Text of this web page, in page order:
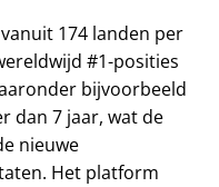
174 landen per
#1-posities
bijvoorbeeld
dan 7 jaar, wat de
nieuwe
Het platform